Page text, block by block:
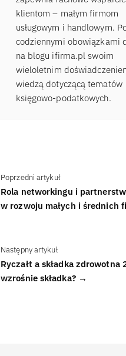
klientom – małym firmom
usługowym i handlowym.
codziennymi obowiązkami
na blogu ifirma.pl swoim
wieloletnim
wiedzą dotyczącą tematów
księgowo-podatkowych.
Poprzedni artykuł
Rola networkingu i
w rozwoju małych i średnich
Następny artykuł
Ryczałt a składka zdrowotna
wzrośnie składka? →